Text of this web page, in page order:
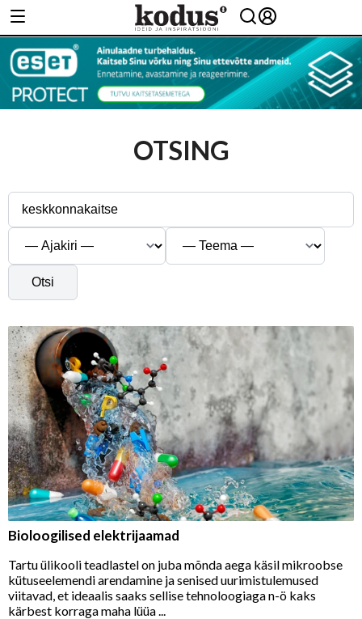
OTSING
Otsi
Bioloogilised elektrijaamad
Tartu ülikooli teadlastel on juba mõnda aega käsil mikroobse
kütuseelemendi arendamine ja senised uurimistulemused
viitavad, et ideaalis saaks sellise tehnoloogiaga n-ö kaks
kärbest korraga maha lüüa ...